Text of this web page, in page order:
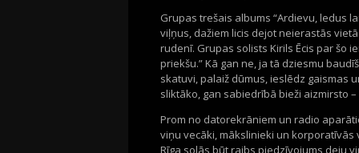
Grupas trešais albums “Ardievu, ledus
viļņus, dažiem licis dejot neierastās
rudenī. Grupas solists Kirils Ēcis par šo
priekšu.”Kā gan ne, ja tā dziesmu
skatuvi, palaiž dūmus, ieslēdz gaismas
sliktāko, gan sabiedrībā bieži aizmirsto –
Prom no datorekrāniem un radio
viņu vecāki,mākslinieki un korporatīvās
Rīga solās būtraibs piedzīvojums deju